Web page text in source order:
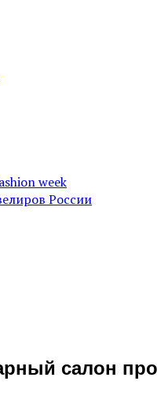
week
России
салон